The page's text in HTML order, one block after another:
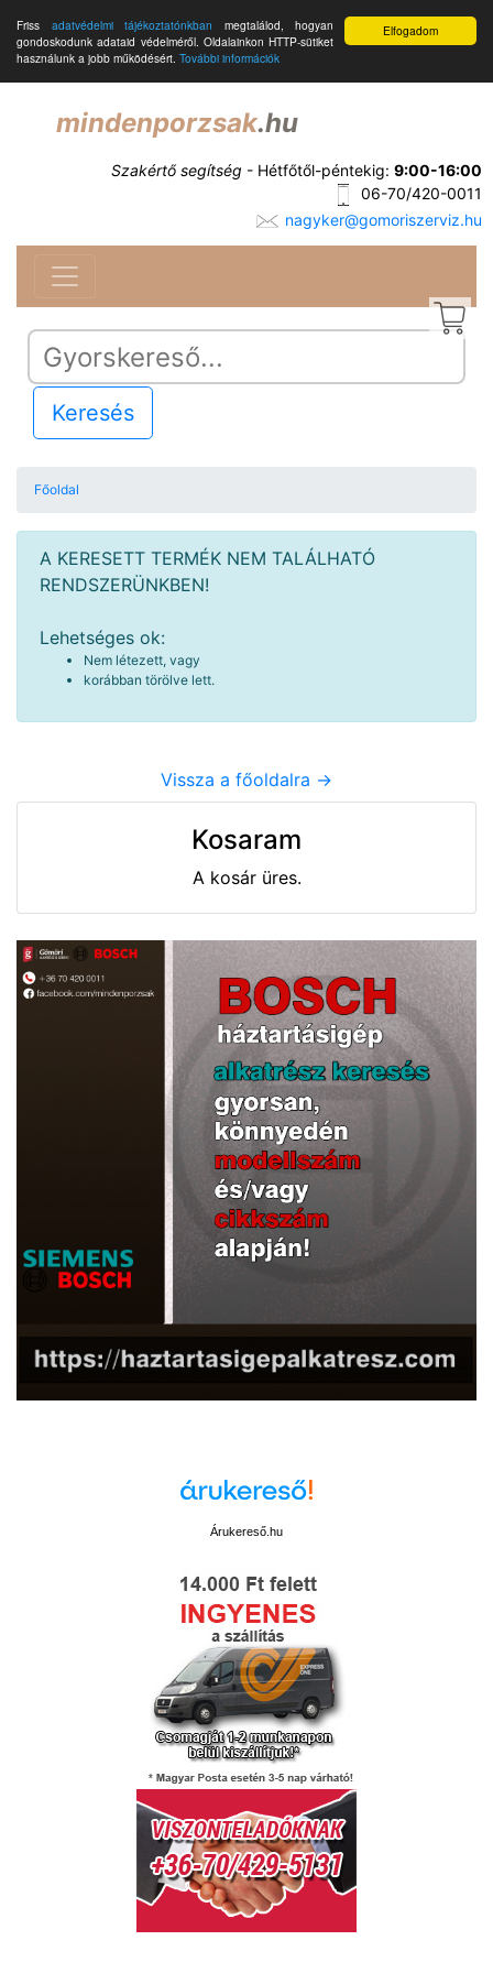
Elfogadom
Friss adatvédelmi tájékoztatónkban megtalálod, hogyan
gondoskodunk adataid védelméről. Oldalainkon HTTP-sütiket
használunk a jobb működésért. További információk
mindenporzsak.hu
Szakértő segítség - Hétfőtől-péntekig: 9:00-16:00
06-70/420-0011
nagyker@gomoriszerviz.hu
Keresés
Főoldal
A KERESETT TERMÉK NEM TALÁLHATÓ
RENDSZERÜNKBEN!
Lehetséges ok:
Nem létezett, vagy
korábban törölve lett.
Vissza a főoldalra ->
Kosaram
A kosár üres.
Árukereső.hu